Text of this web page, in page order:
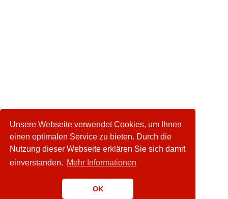
Unsere Webseite verwendet Cookies, um Ihnen
einen optimalen Service zu bieten. Durch die
Nutzung dieser Webseite erklären Sie sich damit
einverstanden. Mehr Informationen
OK